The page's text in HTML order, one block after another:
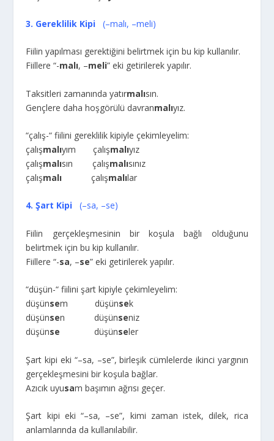
3. Gereklilik Kipi (–malı, –meli)
Fiilin yapılması gerektiğini belirtmek için bu kip kullanılır.
Fiillere “-malı, –meli” eki getirilerek yapılır.
Taksitleri zamanında yatırmalısın.
Gençlere daha hoşgörülü davranmalıyız.
“çalış-“ fiilini gereklilik kipiyle çekimleyelim:
çalışmalıyım çalışmalıyız
çalışmalısın çalışmalısınız
çalışmalı çalışmalılar
4. Şart Kipi (–sa, –se)
Fiilin gerçekleşmesinin bir koşula bağlı olduğunu
belirtmek için bu kip kullanılır.
Fiillere “-sa, –se” eki getirilerek yapılır.
“düşün-“ fiilini şart kipiyle çekimleyelim:
düşünsem düşünsek
düşünsen düşünseniz
düşünse düşünseler
Şart kipi eki “–sa, –se”, birleşik cümlelerde ikinci yargının
gerçekleşmesini bir koşula bağlar.
Azıcık uyusam başımın ağrısı geçer.
Şart kipi eki “–sa, –se”, kimi zaman istek, dilek, rica
anlamlarında da kullanılabilir.